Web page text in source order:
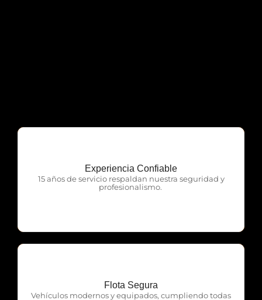
Experiencia Confiable
15 años de servicio respaldan nuestra seguridad y
profesionalismo.
OTP Servicios
Flota Segura
Vehículos modernos y equipados, cumpliendo todas
OTP Servicios